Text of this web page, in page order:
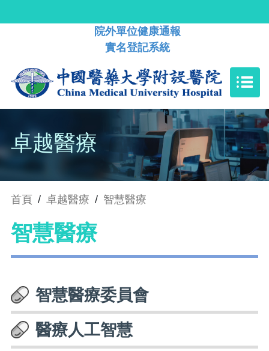
院外單位健康通報
實名登記系統
卓越醫療
首頁 / 卓越醫療 / 智慧醫療
智慧醫療
智慧醫療委員會
醫療人工智慧